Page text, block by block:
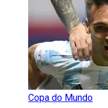
Copa do Mundo